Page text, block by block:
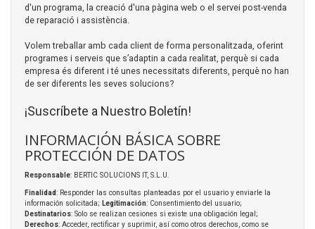
d'un programa, la creació d'una pàgina web o el servei post-venda
de reparació i assistència.
Volem treballar amb cada client de forma personalitzada, oferint
programes i serveis que s’adaptin a cada realitat, perquè si cada
empresa és diferent i té unes necessitats diferents, perquè no han
de ser diferents les seves solucions?
¡Suscríbete a Nuestro Boletín!
INFORMACIÓN BÁSICA SOBRE
PROTECCIÓN DE DATOS
Responsable: BERTIC SOLUCIONS IT, S.L.U.
Finalidad: Responder las consultas planteadas por el usuario y enviarle la
información solicitada; Legitimación: Consentimiento del usuario;
Destinatarios: Solo se realizan cesiones si existe una obligación legal;
Derechos: Acceder, rectificar y suprimir, así como otros derechos, como se